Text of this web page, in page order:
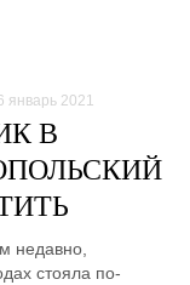
январь 2021
В
недавно,
стояла по-